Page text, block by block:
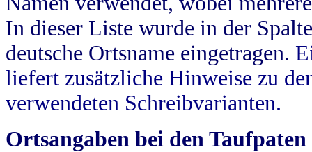
In dieser Liste wurde in der
deutsche Ortsname eingetragen.
liefert zusätzliche Hinweise zu
verwendeten Schreibvarianten.
Ortsangaben bei den Taufpaten